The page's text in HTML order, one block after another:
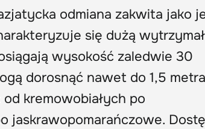
odmiana zakwita jako
się dużą
wysokość zaledwie 30
dorosnąć nawet do 1,5
kremowobiałych po
jaskrawopomarańczowe.